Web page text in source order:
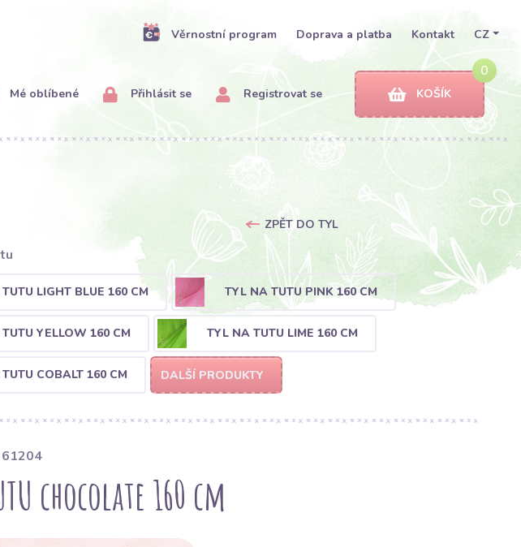
Věrnostní program Doprava a platba Kontakt CZ
Mé oblíbené Přihlásit se Registrovat se
0
KOŠÍK
ZPĚT DO TYL
LIGHT BLUE 160 CM TYL NA TUTU PINK 160 CM
YELLOW 160 CM TYL NA TUTU LIME 160 CM
COBALT 160 CM DALŠÍ PRODUKTY
chocolate 160 cm